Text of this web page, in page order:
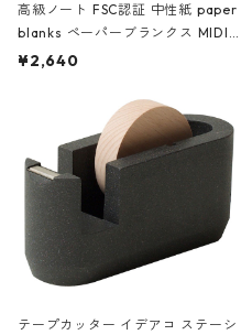
高級ノート FSC認証 中性紙 paper
blanks ペーパーブランクス MIDI
ハードカバー 罫線 ヴァン・ゴッホ
¥2,640
テープカッター イデアコ ステーシ